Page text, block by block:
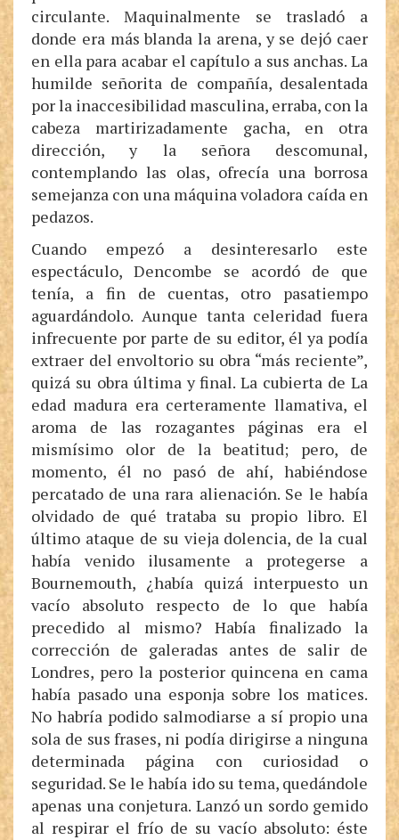
circulante. Maquinalmente se trasladó a
donde era más blanda la arena, y se dejó caer
en ella para acabar el capítulo a sus anchas. La
humilde señorita de compañía, desalentada
por la inaccesibilidad masculina, erraba, con la
cabeza martirizadamente gacha, en otra
dirección, y la señora descomunal,
contemplando las olas, ofrecía una borrosa
semejanza con una máquina voladora caída en
pedazos.
Cuando empezó a desinteresarlo este
espectáculo, Dencombe se acordó de que
tenía, a fin de cuentas, otro pasatiempo
aguardándolo. Aunque tanta celeridad fuera
infrecuente por parte de su editor, él ya podía
extraer del envoltorio su obra “más reciente”,
quizá su obra última y final. La cubierta de La
edad madura era certeramente llamativa, el
aroma de las rozagantes páginas era el
mismísimo olor de la beatitud; pero, de
momento, él no pasó de ahí, habiéndose
percatado de una rara alienación. Se le había
olvidado de qué trataba su propio libro. El
último ataque de su vieja dolencia, de la cual
había venido ilusamente a protegerse a
Bournemouth, ¿había quizá interpuesto un
vacío absoluto respecto de lo que había
precedido al mismo? Había finalizado la
corrección de galeradas antes de salir de
Londres, pero la posterior quincena en cama
había pasado una esponja sobre los matices.
No habría podido salmodiarse a sí propio una
sola de sus frases, ni podía dirigirse a ninguna
determinada página con curiosidad o
seguridad. Se le había ido su tema, quedándole
apenas una conjetura. Lanzó un sordo gemido
al respirar el frío de su vacío absoluto: éste